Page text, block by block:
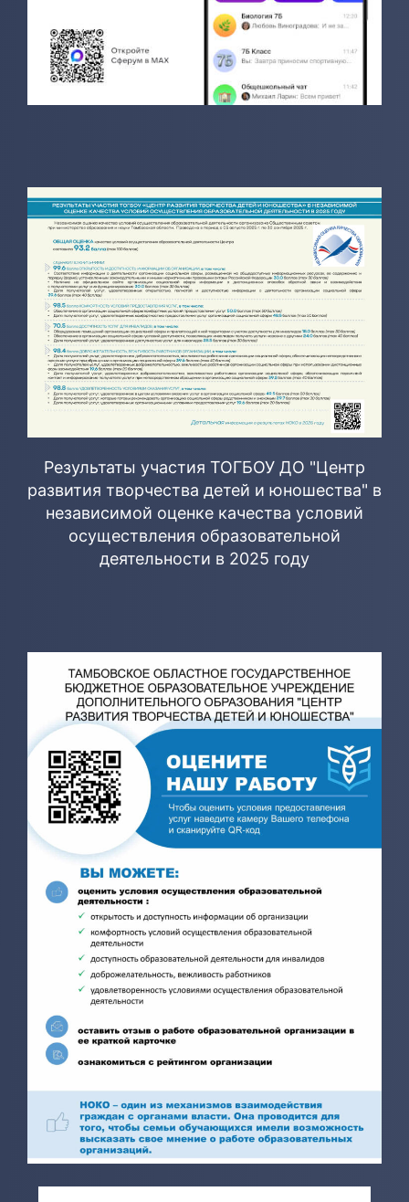
Результаты участия ТОГБОУ ДО "Центр
развития творчества детей и юношества" в
независимой оценке качества условий
осуществления образовательной
деятельности в 2025 году